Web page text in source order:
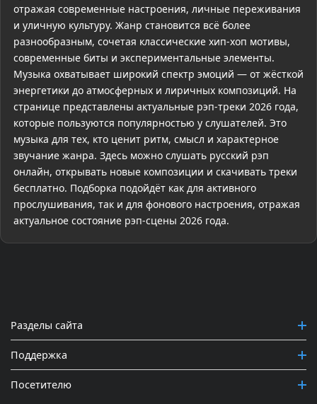
отражая современные настроения, личные переживания
и уличную культуру. Жанр становится всё более
разнообразным, сочетая классические хип-хоп мотивы,
современные биты и экспериментальные элементы.
Музыка охватывает широкий спектр эмоций — от жёсткой
энергетики до атмосферных и лиричных композиций. На
странице представлены актуальные рэп-треки 2026 года,
которые пользуются популярностью у слушателей. Это
музыка для тех, кто ценит ритм, смысл и характерное
звучание жанра. Здесь можно слушать русский рэп
онлайн, открывать новые композиции и скачивать треки
бесплатно. Подборка подойдёт как для активного
прослушивания, так и для фонового настроения, отражая
актуальное состояние рэп-сцены 2026 года.
Разделы сайта
Поддержка
Посетителю